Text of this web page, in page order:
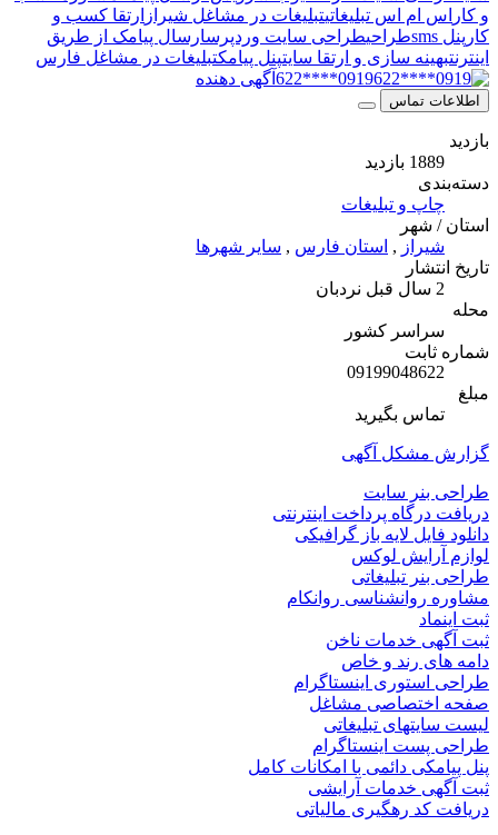
اس تبلیغاتیتبلیغات در مشاغل شیرازارتقا کسب و
طراحیطراحی سایت وردپرسارسال پیامک از طریق
سازی و ارتقا سایت پنل پیامکتبلیغات در مشاغل فارس
0919****622
آگهی دهنده
تماس
و تبلیغات
استان فارس,سایر شهرها
نردبان
کشور
بگیرید
آگهی
سایت
پرداخت اینترنتی
لایه باز گرافیکی
لوکس
تبلیغاتی
روانکام
خدمات ناخن
رند و خاص
اینستاگرام
مشاغل
تبلیغاتی
اینستاگرام
دائمی با امکانات کامل
خدمات آرایشی
رهگیری مالیاتی